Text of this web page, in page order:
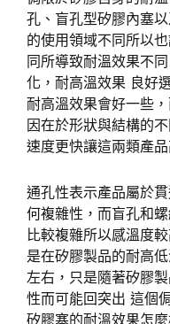
孔、盲孔型矽膠內塞
的使用領域不同所以
同所導致耐溫效果不
化，耐高溫效果 良好
耐高溫效果會好一些
因在於形狀與結構的
速度更快讓這兩類產
通孔性表示產品屬於
何複雜性，而盲孔和
比較複雜所以感溫度
是在矽膠製品的耐高
左右，只是隨著矽膠
性而可能回突出 這個
矽膠塞的耐溫效果怎